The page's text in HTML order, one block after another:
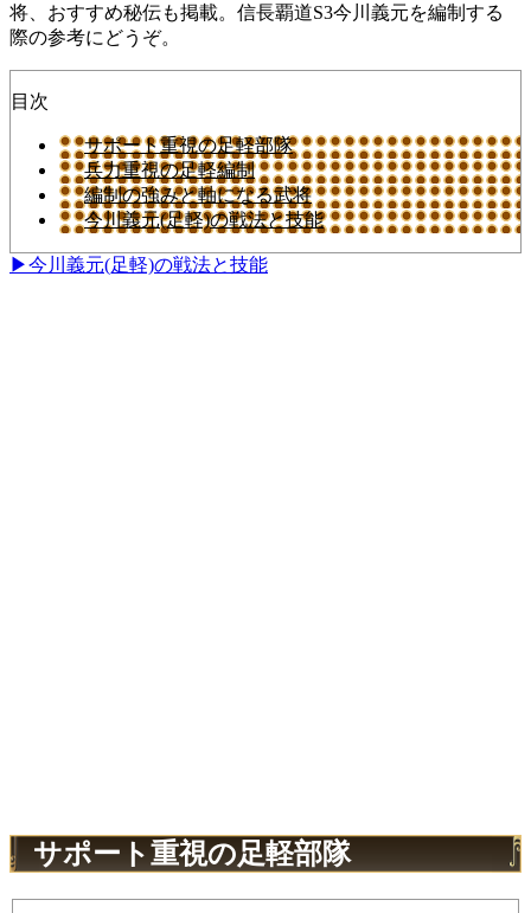
将、おすすめ秘伝も掲載。信長覇道S3今川義元を編制する
際の参考にどうぞ。
目次
サポート重視の足軽部隊
兵力重視の足軽編制
編制の強みと軸になる武将
今川義元(足軽)の戦法と技能
▶今川義元(足軽)の戦法と技能
サポート重視の足軽部隊